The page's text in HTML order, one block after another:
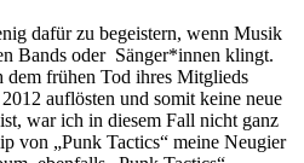
dafür zu begeistern, wenn Musik
Bands oder Sänger*innen klingt.
dem frühen Tod ihres Mitglieds
auflösten und somit keine neue
war ich in diesem Fall nicht ganz
von „Punk Tactics“ meine Neugier